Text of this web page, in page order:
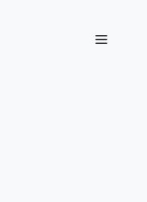
Menu